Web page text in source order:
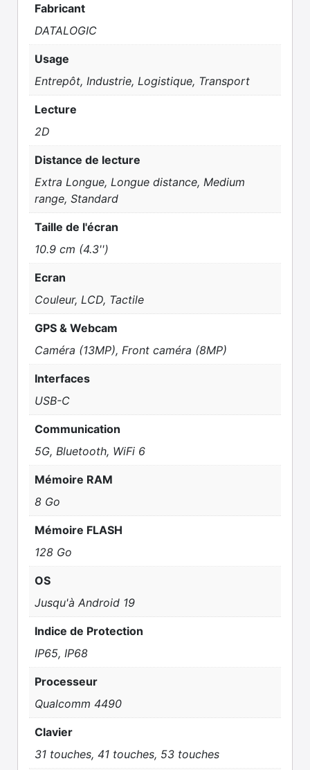
Fabricant
DATALOGIC
Usage
Entrepôt, Industrie, Logistique, Transport
Lecture
2D
Distance de lecture
Extra Longue, Longue distance, Medium
range, Standard
Taille de l'écran
10.9 cm (4.3'')
Ecran
Couleur, LCD, Tactile
GPS & Webcam
Caméra (13MP), Front caméra (8MP)
Interfaces
USB-C
Communication
5G, Bluetooth, WiFi 6
Mémoire RAM
8 Go
Mémoire FLASH
128 Go
OS
Jusqu'à Android 19
Indice de Protection
IP65, IP68
Processeur
Qualcomm 4490
Clavier
31 touches, 41 touches, 53 touches